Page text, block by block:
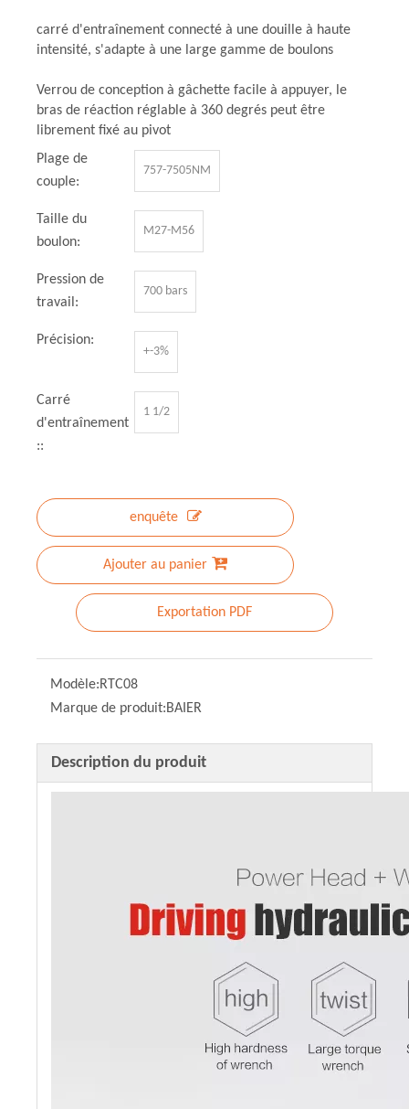
carré d'entraînement connecté à une douille à haute
intensité, s'adapte à une large gamme de boulons
Verrou de conception à gâchette facile à appuyer, le
bras de réaction réglable à 360 degrés peut être
librement fixé au pivot
Plage de
couple:
757-7505NM
Taille du
boulon:
M27-M56
Pression de
travail:
700 bars
Précision:
+-3%
Carré
d'entraînement
::
1 1/2
enquête
Ajouter au panier
Exportation PDF
Modèle:RTC08
Marque de produit:BAIER
Description du produit